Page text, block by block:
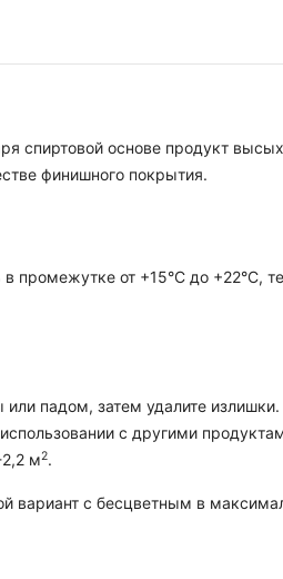
спиртовой основе продукт
финишного покрытия.
промежутке от +15°C до +22°C,
падом, затем удалите
с другими
м2.
вариант с бесцветным в